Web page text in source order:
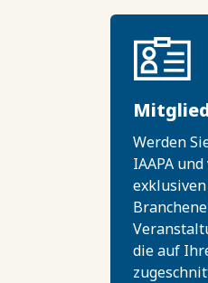
Werden
IAAPA
die auf